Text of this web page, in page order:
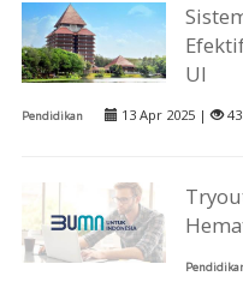
UI
Pendidikan 13 Apr 2025 |